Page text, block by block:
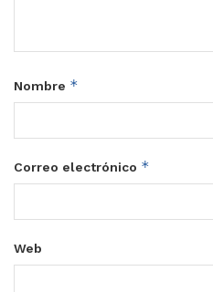
Nombre *
Correo electrónico *
Web